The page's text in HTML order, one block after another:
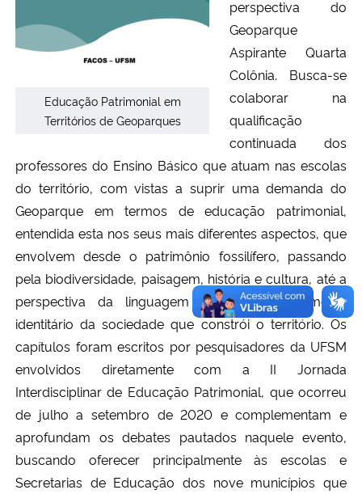
Educação Patrimonial em
Territórios de Geoparques
perspectiva do
Geoparque
Aspirante Quarta
Colônia. Busca-se
colaborar na
qualificação
continuada dos
professores do Ensino Básico que atuam nas escolas
do território, com vistas a suprir uma demanda do
Geoparque em termos de educação patrimonial,
entendida esta nos seus mais diferentes aspectos, que
envolvem desde o patrimônio fossilífero, passando
pela biodiversidade, paisagem, história e cultura, até a
perspectiva da linguagem como um patrimônio
identitário da sociedade que constrói o território. Os
capítulos foram escritos por pesquisadores da UFSM
envolvidos diretamente com a II Jornada
Interdisciplinar de Educação Patrimonial, que ocorreu
de julho a setembro de 2020 e complementam e
aprofundam os debates pautados naquele evento,
buscando oferecer principalmente às escolas e
Secretarias de Educação dos nove municípios que